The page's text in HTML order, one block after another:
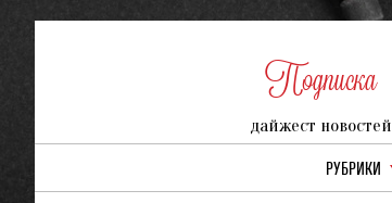
Подписка
дайжест новостей
РУБРИКИ